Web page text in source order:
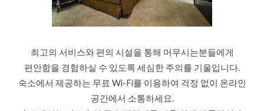
최고의 서비스와 편의 시설을 통해 머무시는분들에게
편안함을 경험하실 수 있도록 세심한 주의를 기울입니다.
숙소에서 제공하는 무료 Wi-Fi를 이용하여 걱정 없이 온라인
공간에서 소통하세요.